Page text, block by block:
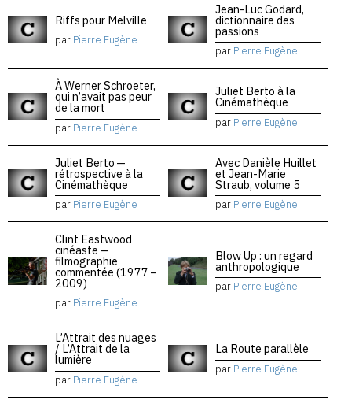
Riffs pour Melville
par Pierre Eugène
Jean-Luc Godard,
dictionnaire des
passions
par Pierre Eugène
À Werner Schroeter,
qui n’avait pas peur
de la mort
par Pierre Eugène
Juliet Berto à la
Cinémathèque
par Pierre Eugène
Juliet Berto —
rétrospective à la
Cinémathèque
par Pierre Eugène
Avec Danièle Huillet
et Jean-Marie
Straub, volume 5
par Pierre Eugène
Clint Eastwood
cinéaste —
filmographie
commentée (1977 –
2009)
par Pierre Eugène
Blow Up : un regard
anthropologique
par Pierre Eugène
L’Attrait des nuages
/ L’Attrait de la
lumière
par Pierre Eugène
La Route parallèle
par Pierre Eugène